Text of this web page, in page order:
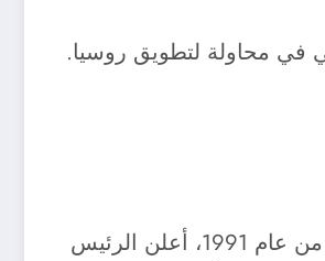
في محاولة لتطويق روسيا.
منذ انهيار الاتحاد السوفيتي في عام 1991، حاولت روسيا تطوير اقتصاد السوق وتحقيق نمو اقتصادي ثابت. وفي شهر أكتوبر من عام 1991، أعلن الرئيس